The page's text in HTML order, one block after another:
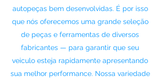
autopeças bem desenvolvidas. É por isso
que nós oferecemos uma grande seleção
de peças e ferramentas de diversos
fabricantes — para garantir que seu
veiculo esteja rapidamente apresentando
sua melhor performance. Nossa variedade